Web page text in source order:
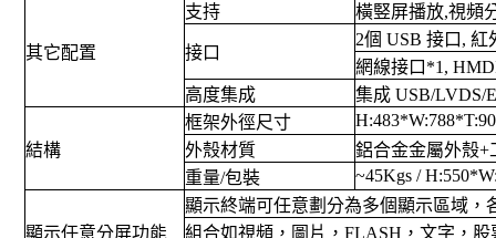
其它配置
支持 橫竪屏播放,視頻
接口
2個 USB 接口,
網線接口*1,
高度集成
集成 USB/LVDS/
結構
框架外徑尺寸
外殼材質
鋁合金金屬外殼+
重量/包裝
~45Kgs /
顯示任意分屏功能
顯示終端可任意劃分為多個顯示區域，
組合如視頻，圖片，FLASH，文字，